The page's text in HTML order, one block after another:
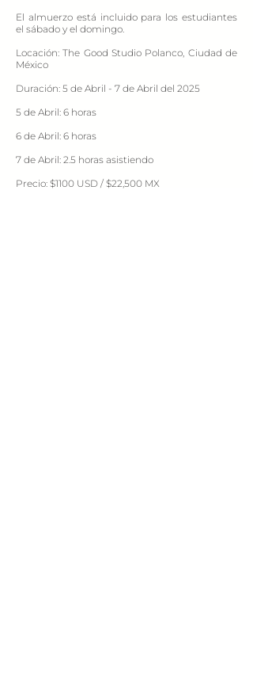
El almuerzo está incluido para los estudiantes
el sábado y el domingo.
Locación: The Good Studio Polanco, Ciudad de
México
Duración: 5 de Abril - 7 de Abril del 2025
5 de Abril: 6 horas
6 de Abril: 6 horas
7 de Abril: 2.5 horas asistiendo
Precio: $1100 USD / $22,500 MX